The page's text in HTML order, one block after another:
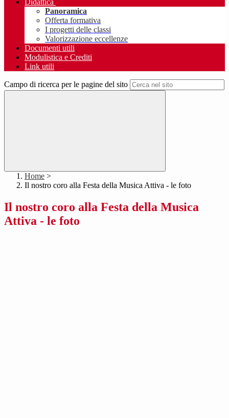
Didattica
Panoramica
Offerta formativa
I progetti delle classi
Valorizzazione eccellenze
Documenti utili
Modulistica e Crediti
Link utili
Campo di ricerca per le pagine del sito
Home >
Il nostro coro alla Festa della Musica Attiva - le foto
Il nostro coro alla Festa della Musica
Attiva - le foto